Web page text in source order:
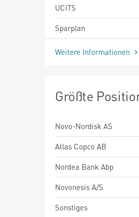
UCITS
Sparplan
Weitere Informationen
Größte
Novo-Nordisk AS
Atlas Copco AB
Nordea Bank Abp
Novonesis A/S
Sonstiges